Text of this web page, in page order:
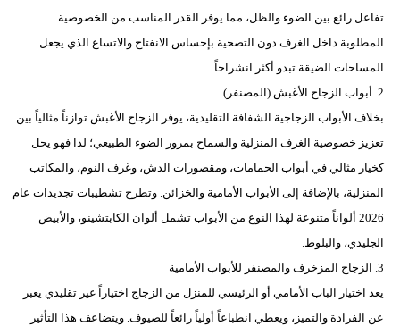
تفاعل رائع بين الضوء والظل، مما يوفر القدر المناسب من الخصوصية
المطلوبة داخل الغرف دون التضحية بإحساس الانفتاح والاتساع الذي يجعل
المساحات الضيقة تبدو أكثر انشراحاً.
2. أبواب الزجاج الأغبش (المصنفر)
بخلاف الأبواب الزجاجية الشفافة التقليدية، يوفر الزجاج الأغبش توازناً مثالياً بين
تعزيز خصوصية الغرف المنزلية والسماح بمرور الضوء الطبيعي؛ لذا فهو يحل
كخيار مثالي في أبواب الحمامات، ومقصورات الدش، وغرف النوم، والمكاتب
المنزلية، بالإضافة إلى الأبواب الأمامية والخزائن. وتطرح تشطيبات تجديدات عام
2026 ألواناً متنوعة لهذا النوع من الأبواب تشمل ألوان الكابتشينو، والأبيض
الجليدي، والبلوط.
3. الزجاج المزخرف والمصنفر للأبواب الأمامية
يعد اختيار الباب الأمامي أو الرئيسي للمنزل من الزجاج اختياراً غير تقليدي يعبر
عن الفرادة والتميز، ويعطي انطباعاً أولياً رائعاً للضيوف. ويتضاعف هذا التأثير